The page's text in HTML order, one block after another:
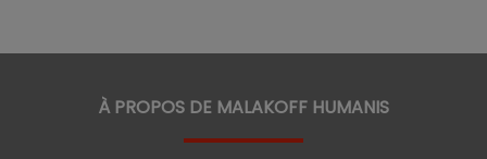
À PROPOS DE MALAKOFF HUMANIS